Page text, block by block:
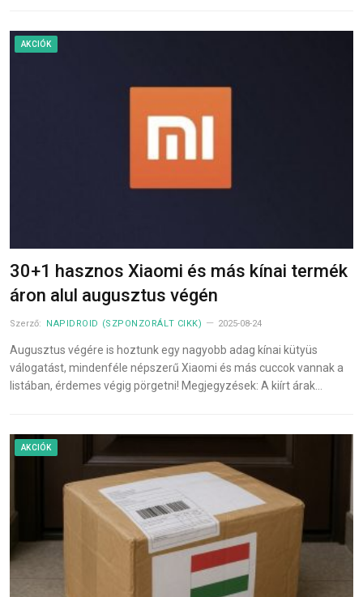
AKCIÓK
30+1 hasznos Xiaomi és más kínai termék
áron alul augusztus végén
Szerző: NAPIDROID (SZPONZORÁLT CIKK) 2025-08-24
Augusztus végére is hoztunk egy nagyobb adag kínai kütyüs
válogatást, mindenféle népszerű Xiaomi és más cuccok vannak a
listában, érdemes végig pörgetni! Megjegyzések: A kiírt árak…
AKCIÓK